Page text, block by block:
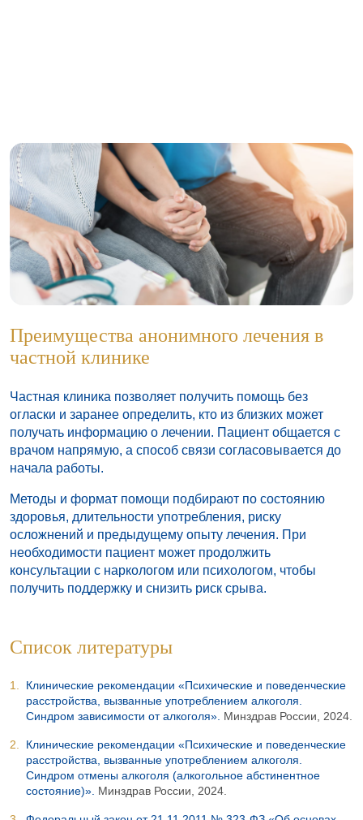
Преимущества анонимного лечения в
частной клинике
Частная клиника позволяет получить помощь без
огласки и заранее определить, кто из близких может
получать информацию о лечении. Пациент общается с
врачом напрямую, а способ связи согласовывается до
начала работы.
Методы и формат помощи подбирают по состоянию
здоровья, длительности употребления, риску
осложнений и предыдущему опыту лечения. При
необходимости пациент может продолжить
консультации с наркологом или психологом, чтобы
получить поддержку и снизить риск срыва.
Список литературы
Клинические рекомендации «Психические и поведенческие
расстройства, вызванные употреблением алкоголя.
Синдром зависимости от алкоголя». Минздрав России, 2024.
Клинические рекомендации «Психические и поведенческие
расстройства, вызванные употреблением алкоголя.
Синдром отмены алкоголя (алкогольное абстинентное
состояние)». Минздрав России, 2024.